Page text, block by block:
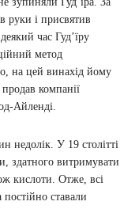
руки і присвятив
час Гудʼїру
метод
на цей винахід йому
компанії
Айленді.
недолік. У 19 столітті
здатного витримувати
кислоти. Отже, всі
ставали